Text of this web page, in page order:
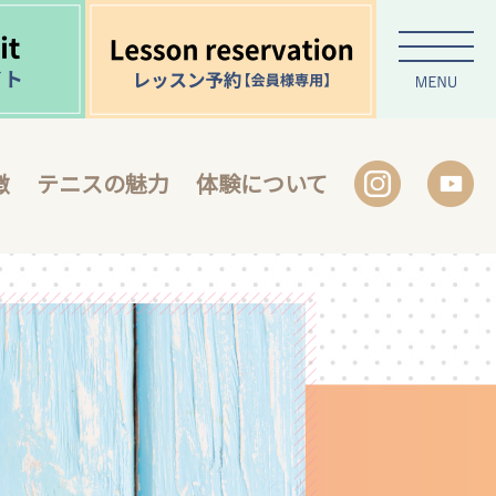
テニスの魅力 体験について